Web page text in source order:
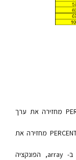
אם array ריק, הפונקציה PERCENTRANK.INC מחזירה את ערך
אם significance < 1, הפונקציה PERCENTRANK.INC מחזירה את
אם הערך x אינו תואם לאחד הערכים ב- array, הפונקציה